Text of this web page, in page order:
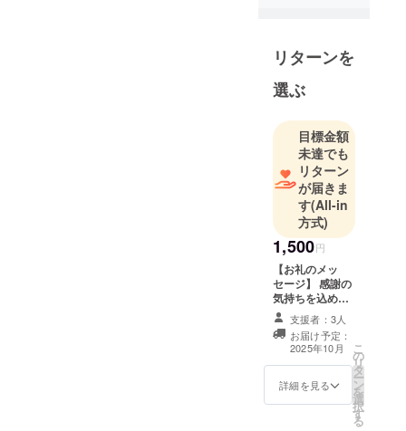
甲冑館とし
て開館、翌
2023年に同
に”お食事処
兵糧”をオー
プン、今年5
月には戦国
体感宿泊施
設”陣屋関ヶ
原宇喜多の
陣”を関ケ原
にオープン
し現在に至
る。
リターンを
選ぶ
目標金額
未達でも
リターン
が届きま
す(All-in
方式)
1,500円
【お礼のメッ
セージ】 感謝の
気持ちを込め
て、お礼のメッ
セージをお送り
します。
支援者：3人
お届け予定：
2025年10月
詳細を見る
こ
の
リ
タ
ー
ン
を
選
択
す
る